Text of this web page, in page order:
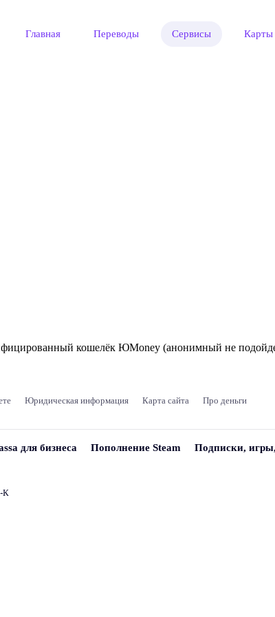
Главная Переводы Сервисы Карты
кошелёк ЮMoney (анонимный не
Юридическая информация Карта сайта Про деньги
для бизнеса Пополнение Steam Подписки,